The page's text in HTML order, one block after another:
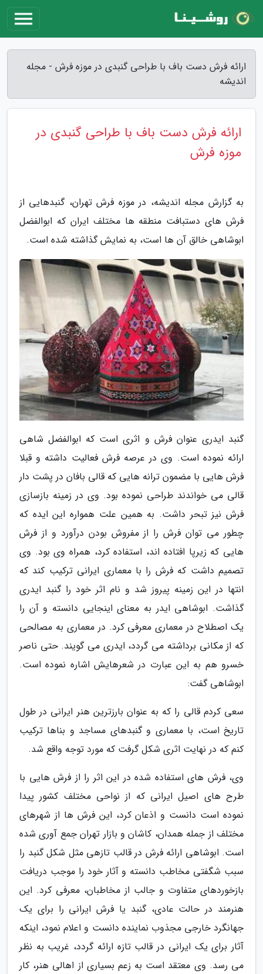
ارائه فرش دست باف با طراحی گنبدی در موزه فرش - مجله
اندیشه
ارائه فرش دست باف با طراحی گنبدی در
موزه فرش
به گزارش مجله اندیشه، در موزه فرش تهران، گنبدهایی از
فرش های دستبافت منطقه ها مختلف ایران که ابوالفضل
ابوشاهی خالق آن ها است، به نمایش گذاشته شده است.
گنبد ایدری عنوان فرش و اثری است که ابوالفضل شاهی
ارائه نموده است. وی در عرصه فرش فعالیت داشته و قبلا
فرش هایی با مضمون ترانه هایی که قالی بافان در پشت دار
قالی می خواندند طراحی نموده بود. وی در زمینه بازسازی
فرش نیز تبحر داشت. به همین علت همواره این ایده که
چطور می توان فرش را از مفروش بودن درآورد و از فرش
هایی که زیرپا افتاده اند، استفاده کرد، همراه وی بود. وی
تصمیم داشت که فرش را با معماری ایرانی ترکیب کند که
انتها در این زمینه پیروز شد و نام اثر خود را گنبد ایدری
گذاشت. ابوشاهی ایدر به معنای اینجایی دانسته و آن را
یک اصطلاح در معماری معرفی کرد. در معماری به مصالحی
که از مکانی برداشته می گردد، ایدری می گویند. حتی ناصر
خسرو هم به این عبارت در شعرهایش اشاره نموده است.
ابوشاهی گفت:
سعی کردم قالی را که به عنوان بارزترین هنر ایرانی در طول
تاریخ است، با معماری و گنبدهای مساجد و بناها ترکیب
کنم که در نهایت اثری شکل گرفت که مورد توجه واقع شد.
وی، فرش های استفاده شده در این اثر را از فرش هایی با
طرح های اصیل ایرانی که از نواحی مختلف کشور پیدا
نموده است دانست و اذعان کرد، این فرش ها از شهرهای
مختلف از جمله همدان، کاشان و بازار تهران جمع آوری شده
است. ابوشاهی ارائه فرش در قالب تازهی مثل شکل گنبد را
سبب شگفتی مخاطب دانسته و آثار خود را موجب دریافت
بازخوردهای متفاوت و جالب از مخاطبان، معرفی کرد. این
هنرمند در حالت عادی، گنبد یا فرش ایرانی را برای یک
جهانگرد خارجی مجذوب نماینده دانست و اعلام نمود، اینکه
آثار برای یک ایرانی در قالب تازه ارائه گردد، غریب به نظر
می رسد. وی معتقد است به زعم بسیاری از اهالی هنر، کار